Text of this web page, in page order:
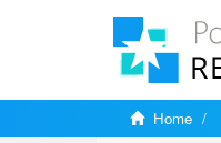
Home